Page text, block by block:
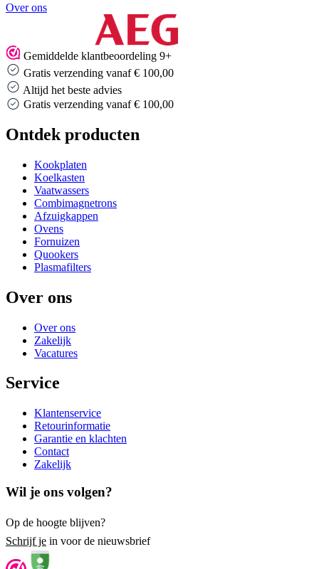
Over ons
Gemiddelde klantbeoordeling 9+
Gratis verzending vanaf € 100,00
Altijd het beste advies
Gratis verzending vanaf € 100,00
Ontdek producten
Kookplaten
Koelkasten
Vaatwassers
Combimagnetrons
Afzuigkappen
Ovens
Fornuizen
Quookers
Plasmafilters
Over ons
Over ons
Zakelijk
Vacatures
Service
Klantenservice
Retourinformatie
Garantie en klachten
Contact
Zakelijk
Wil je ons volgen?
Op de hoogte blijven?
Schrijf je in voor de nieuwsbrief